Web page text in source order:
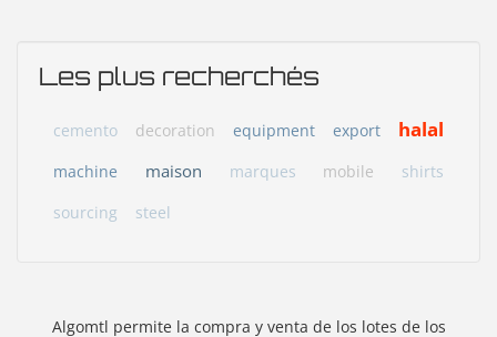
Les plus recherchés
cemento decoration equipment export halal
machine maison marques mobile
shirts
sourcing
steel
Algomtl permite la compra y venta de los lotes de los